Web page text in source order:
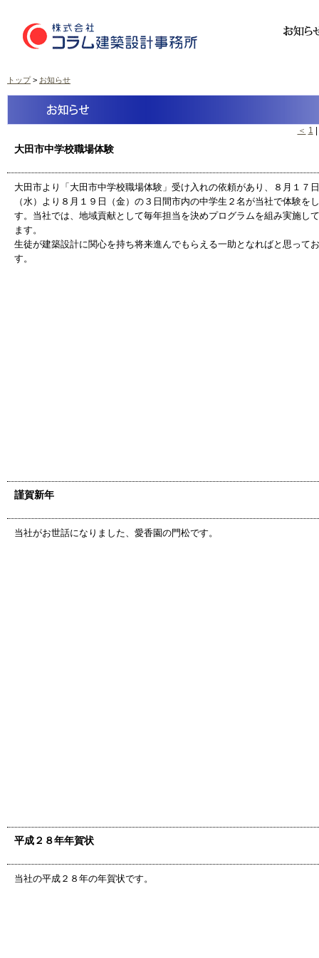
トップ> お知らせ
＜ 1
大田市中学校職場体験
大田市より「大田市中学校職場体験」受け入れの依頼があり、８月１７日
（水）より８月１９日（金）の３日間市内の中学生２名が当社で体験を
す。当社では、地域貢献として毎年担当を決めプログラムを組み実施し
ます。
生徒が建築設計に関心を持ち将来進んでもらえる一助となればと思って
す。
謹賀新年
当社がお世話になりました、愛香園の門松です。
平成２８年年賀状
当社の平成２８年の年賀状です。